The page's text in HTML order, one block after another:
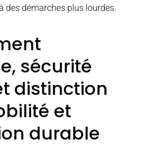
des démarches plus lourdes.
sécurité
distinction
et
durable